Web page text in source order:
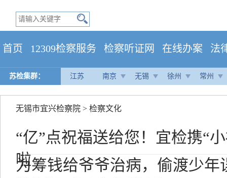
首页 12309检察服务 检察听证网 在线办案 法
苏检集群： 江苏 南京 无锡 徐州 常州
无锡市宜兴检察院 > 检察文化
“亿”点祝福送给您！宜检携“
啦
为筹钱给爷爷治病，偷渡少年